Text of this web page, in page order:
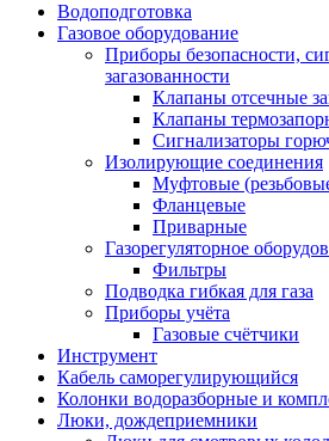
Водоподготовка
Газовое оборудование
Приборы безопасности,
загазованности
Клапаны отсечные
Клапаны
Сигнализаторы
Изолирующие соединения
Муфтовые
Фланцевые
Приварные
Газорегуляторное
Фильтры
Подводка гибкая для газа
Приборы учёта
Газовые счётчики
Инструмент
Кабель саморегулирующийся
Колонки водоразборные и
Люки, дождеприемники